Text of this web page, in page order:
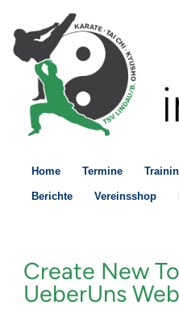
Home Termine
Berichte Vereinsshop
Create New
UeberUns Web